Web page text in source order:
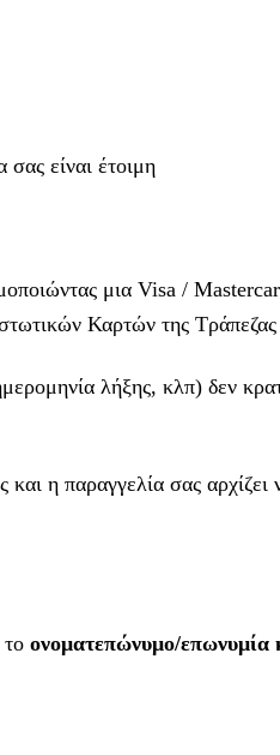
είναι έτοιμη
μια Visa /
Καρτών της
λήξης, κλπ) δεν
η παραγγελία σας αρχίζει
ονοματεπώνυμο/επωνυμία